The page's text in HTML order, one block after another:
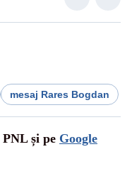
mesaj Rares Bogdan
și pe Google